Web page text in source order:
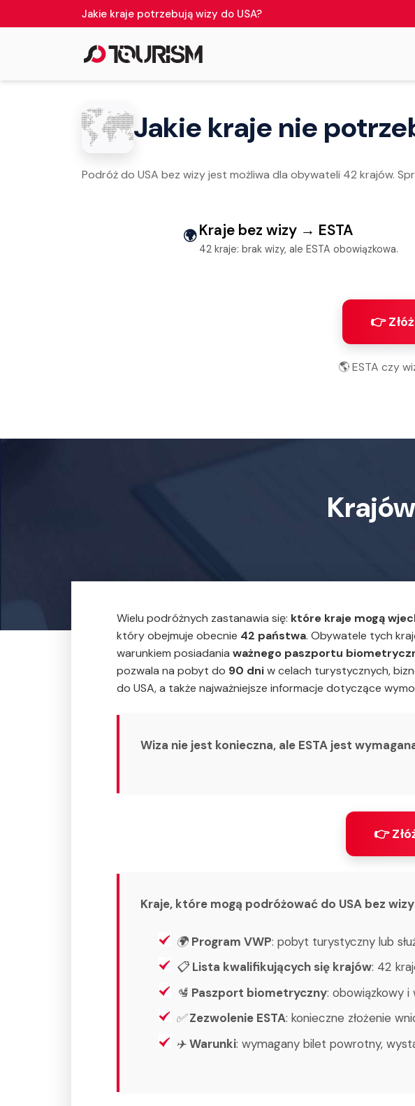
Jakie kraje potrzebują wizy do USA?
Jakie kraje nie
Podróż do USA bez wizy jest możliwa dla obywateli 42 krajów.
🌍 Kraje bez wizy → ESTA
42 kraje: brak wizy, ale ESTA obowiązkowa.
👉
🌎 ESTA czy
Wielu podróżnych zastanawia się: które kraje mogą
który obejmuje obecnie 42 państwa. Obywatele tych
warunkiem posiadania ważnego paszportu
pozwala na pobyt do 90 dniw celach turystycznych,
do USA, a także najważniejsze informacje dotyczące
Wiza nie jest konieczna, ale ESTA jest
👉
Kraje, które mogą podróżować do USA bez
🌍 Program VWP: pobyt turystyczny lub
📋Lista kwalifikujących się krajów: 42
🛂 Paszport biometryczny: obowiązkowy
✅Zezwolenie ESTA: konieczne złożenie
✈️Warunki: wymagany bilet powrotny,